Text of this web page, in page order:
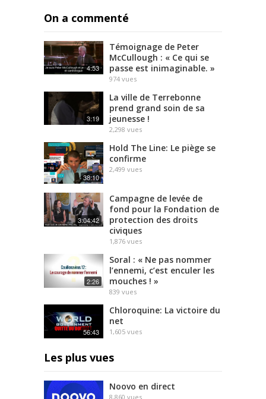
On a commenté
4:53
Témoignage de Peter
McCullough : « Ce qui se
passe est inimaginable. »
974 vues
3:19
La ville de Terrebonne
prend grand soin de sa
jeunesse !
2,298 vues
38:10
Hold The Line: Le piège se
confirme
2,499 vues
3:04:42
Campagne de levée de
fond pour la Fondation de
protection des droits
civiques
1,876 vues
2:26
Soral : « Ne pas nommer
l’ennemi, c’est enculer les
mouches ! »
839 vues
56:43
Chloroquine: La victoire du
net
1,605 vues
Les plus vues
Noovo en direct
8,860 vues